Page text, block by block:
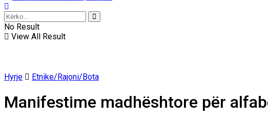
No Result
View All Result
Hyrje Etnike/Rajoni/Bota
Manifestime madhështore për